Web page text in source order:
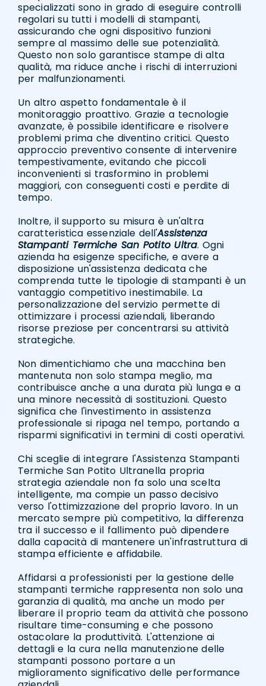
specializzati sono in grado di eseguire controlli
regolari su tutti i modelli di stampanti,
assicurando che ogni dispositivo funzioni
sempre al massimo delle sue potenzialità.
Questo non solo garantisce stampe di alta
qualità, ma riduce anche i rischi di interruzioni
per malfunzionamenti.
Un altro aspetto fondamentale è il
monitoraggio proattivo. Grazie a tecnologie
avanzate, è possibile identificare e risolvere
problemi prima che diventino critici. Questo
approccio preventivo consente di intervenire
tempestivamente, evitando che piccoli
inconvenienti si trasformino in problemi
maggiori, con conseguenti costi e perdite di
tempo.
Inoltre, il supporto su misura è un'altra
caratteristica essenziale dell'Assistenza
Stampanti Termiche San Potito Ultra. Ogni
azienda ha esigenze specifiche, e avere a
disposizione un'assistenza dedicata che
comprenda tutte le tipologie di stampanti è un
vantaggio competitivo inestimabile. La
personalizzazione del servizio permette di
ottimizzare i processi aziendali, liberando
risorse preziose per concentrarsi su attività
strategiche.
Non dimentichiamo che una macchina ben
mantenuta non solo stampa meglio, ma
contribuisce anche a una durata più lunga e a
una minore necessità di sostituzioni. Questo
significa che l'investimento in assistenza
professionale si ripaga nel tempo, portando a
risparmi significativi in termini di costi operativi.
Chi sceglie di integrare l'Assistenza Stampanti
Termiche San Potito Ultranella propria
strategia aziendale non fa solo una scelta
intelligente, ma compie un passo decisivo
verso l'ottimizzazione del proprio lavoro. In un
mercato sempre più competitivo, la differenza
tra il successo e il fallimento può dipendere
dalla capacità di mantenere un'infrastruttura di
stampa efficiente e affidabile.
Affidarsi a professionisti per la gestione delle
stampanti termiche rappresenta non solo una
garanzia di qualità, ma anche un modo per
liberare il proprio team da attività che possono
risultare time-consuming e che possono
ostacolare la produttività. L'attenzione ai
dettagli e la cura nella manutenzione delle
stampanti possono portare a un
miglioramento significativo delle performance